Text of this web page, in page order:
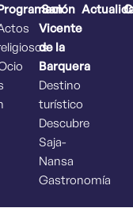
San
Vicente
de la
Barquera
Destino
turístico
Descubre
Saja-
Nansa
Gastronomía